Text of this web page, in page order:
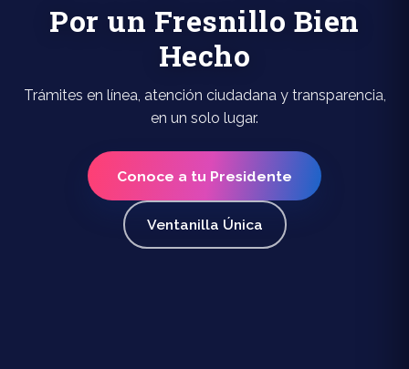
Por un Fresnillo Bien
Hecho
Trámites en línea, atención ciudadana y transparencia,
en un solo lugar.
Conoce a tu Presidente
Ventanilla Única